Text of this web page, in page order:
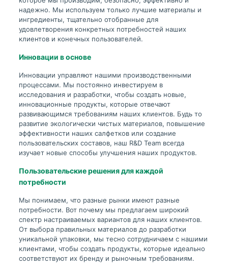
надежно. Мы используем только лучшие материалы и
ингредиенты, тщательно отобранные для
удовлетворения конкретных потребностей наших
клиентов и конечных пользователей.
Инновации в основе
Инновации управляют нашими производственными
процессами. Мы постоянно инвестируем в
исследования и разработки, чтобы создать новые,
инновационные продукты, которые отвечают
развивающимся требованиям наших клиентов. Будь то
развитие экологически чистых материалов, повышение
эффективности наших салфетков или создание
пользовательских составов, наш R&D Team всегда
изучает новые способы улучшения наших продуктов.
Пользовательские решения для каждой
потребности
Мы понимаем, что разные рынки имеют разные
потребности. Вот почему мы предлагаем широкий
спектр настраиваемых вариантов для наших клиентов.
От выбора правильных материалов до разработки
уникальной упаковки, мы тесно сотрудничаем с нашими
клиентами, чтобы создать продукты, которые идеально
соответствуют их бренду и рыночным требованиям.